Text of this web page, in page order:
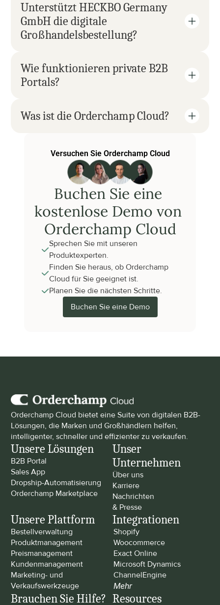
Unterstützt HECKBO Germany
GmbH die digitale
Großhandelsbestellung?
Wie funktionieren private B2B
Portals?
Was ist die Orderchamp Cloud?
Versuchen Sie Orderchamp Cloud
Buchen Sie eine
kostenlose Demo von
Orderchamp Cloud
Sprechen Sie mit unseren
Produktexperten.
Finden Sie heraus, ob Orderchamp
Cloud für Sie geeignet ist.
Planen Sie die nächsten Schritte.
Buchen Sie eine Demo
Orderchamp Cloud bietet eine Suite von digitalen B2B-
Lösungen, die Marken und Großhändlern helfen,
intelligenter, schneller und effizienter zu verkaufen.
Unsere Lösungen
B2B Portal
Sales App
Dropship-Automatisierung
Orderchamp Marketplace
Unser
Unternehmen
Über uns
Karriere
Nachrichten
& Presse
Unsere Plattform
Bestellverwaltung
Produktmanagement
Preismanagement
Kundenmanagement
Marketing- und
Verkaufswerkzeuge
Integrationen
Shopify
Woocommerce
Exact Online
Microsoft Dynamics
ChannelEngine
Mehr
Brauchen Sie Hilfe? Resources